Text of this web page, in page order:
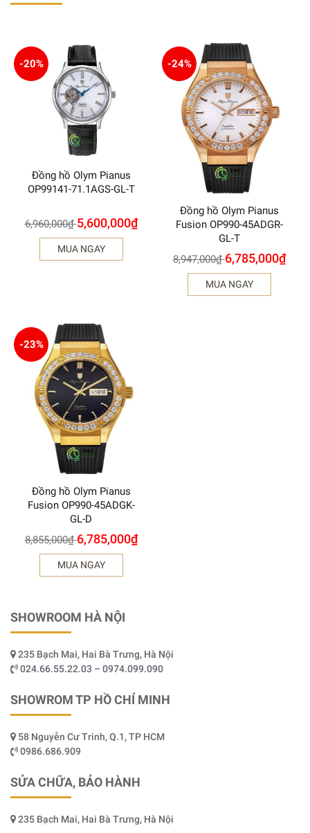
-20%
Đồng hồ Olym Pianus
OP99141-71.1AGS-GL-T
6,960,000₫ 5,600,000₫
MUA NGAY
-24%
Đồng hồ Olym Pianus
Fusion OP990-45ADGR-
GL-T
8,947,000₫ 6,785,000₫
MUA NGAY
-23%
Đồng hồ Olym Pianus
Fusion OP990-45ADGK-
GL-D
8,855,000₫ 6,785,000₫
MUA NGAY
SHOWROOM HÀ NỘI
235 Bạch Mai, Hai Bà Trưng, Hà Nội
024.66.55.22.03 – 0974.099.090
SHOWROM TP HỒ CHÍ MINH
58 Nguyễn Cư Trinh, Q.1, TP HCM
0986.686.909
SỬA CHỮA, BẢO HÀNH
235 Bạch Mai, Hai Bà Trưng, Hà Nội